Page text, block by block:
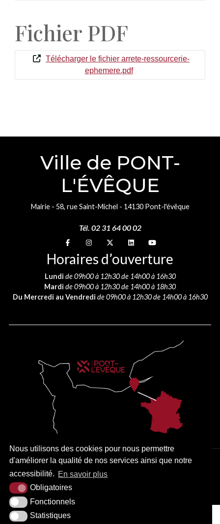
Nous utilisons des cookies pour nous permettre
d'améliorer la qualité de nos services ainsi que notre
accessibilité. En savoir plus
Obligatoires
Fonctionnels
Statistiques
Fichier PDF
Télécharger le fichier arrete-ressourcerie-
ephemere.pdf
Ville de PONT-
L'ÉVÊQUE
Mairie - 58, rue Saint-Michel - 14130 Pont-l'évêque
Tél. 02 31 64 00 02
Suivez-nous sur
Suivez-nous sur
Suivez-nous sur
Suivez-nous sur
Suivez-nous sur
Horaires d’ouverture
Lundi de 09h00 à 12h30 de 14h00 à 16h30
Mardi de 09h00 à 12h30 de 14h00 à 18h30
Du Mercredi au Vendredi de 09h00 à 12h30 de 14h00 à 16h30
PLAN DU SITE MENTIONS LÉGALES ACCESSIBILITÉ